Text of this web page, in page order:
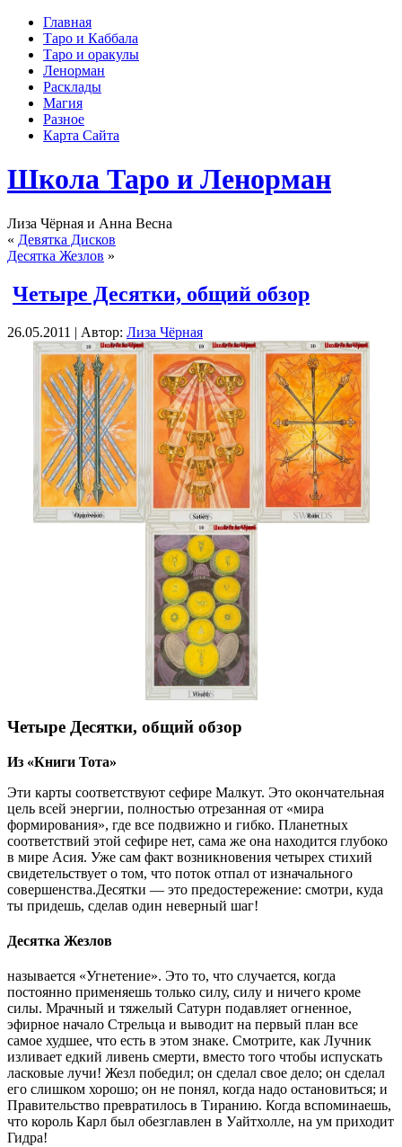
Главная
Таро и Каббала
Таро и оракулы
Ленорман
Расклады
Магия
Разное
Карта Сайта
Школа Таро и Ленорман
Лиза Чёрная и Анна Весна
« Девятка Дисков
Десятка Жезлов »
Четыре Десятки, общий обзор
26.05.2011 | Автор: Лиза Чёрная
Четыре Десятки, общий обзор
Из «Книги Тота»
Эти карты соответствуют сефире Малкут. Это окончательная
цель всей энергии, полностью отрезанная от «мира
формирования», где все подвижно и гибко. Планетных
соответствий этой сефире нет, сама же она находится глубоко
в мире Асия. Уже сам факт возникновения четырех стихий
свидетельствует о том, что поток отпал от изначального
совершенства.Десятки — это предостережение: смотри, куда
ты придешь, сделав один неверный шаг!
Десятка Жезлов
называется «Угнетение». Это то, что случается, когда
постоянно применяешь только силу, силу и ничего кроме
силы. Мрачный и тяжелый Сатурн подавляет огненное,
эфирное начало Стрельца и выводит на первый план все
самое худшее, что есть в этом знаке. Смотрите, как Лучник
изливает едкий ливень смерти, вместо того чтобы испускать
ласковые лучи! Жезл победил; он сделал свое дело; он сделал
его слишком хорошо; он не понял, когда надо остановиться; и
Правительство превратилось в Тиранию. Когда вспоминаешь,
что король Карл был обезглавлен в Уайтхолле, на ум приходит
Гидра!